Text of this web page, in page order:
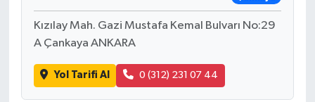
Kızılay Mah. Gazi Mustafa Kemal Bulvarı No:29
A Çankaya ANKARA
Yol Tarifi Al 0 (312) 231 07 44